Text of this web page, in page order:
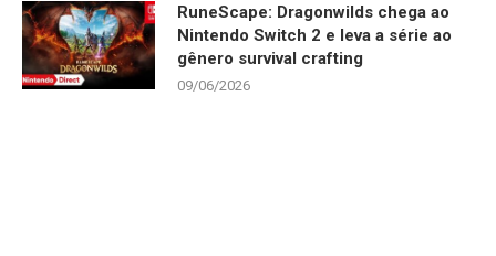
RuneScape: Dragonwilds chega ao
Nintendo Switch 2 e leva a série ao
gênero survival crafting
09/06/2026